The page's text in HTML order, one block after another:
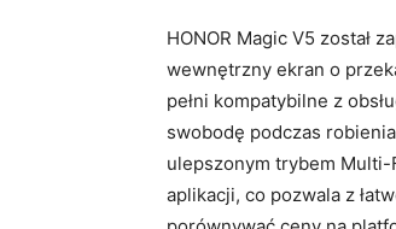
HONOR Magic V5 został
wewnętrzny ekran o
pełni kompatybilne z
swobodę podczas
ulepszonym trybem
aplikacji, co pozwala z